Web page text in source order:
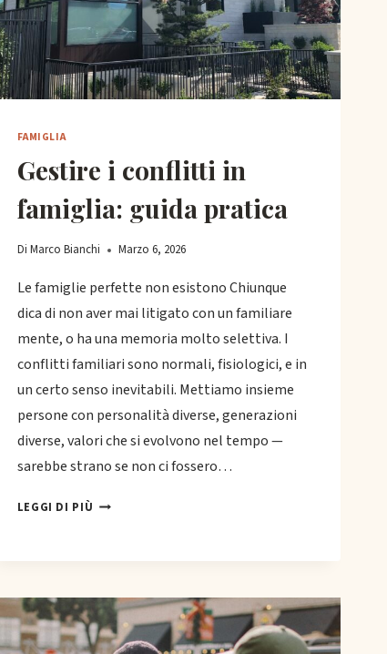
FAMIGLIA
Gestire i conflitti in
famiglia: guida pratica
Di Marco Bianchi Marzo 6, 2026
Le famiglie perfette non esistono Chiunque
dica di non aver mai litigato con un familiare
mente, o ha una memoria molto selettiva. I
conflitti familiari sono normali, fisiologici, e in
un certo senso inevitabili. Mettiamo insieme
persone con personalità diverse, generazioni
diverse, valori che si evolvono nel tempo —
sarebbe strano se non ci fossero…
LEGGI DI PIÙ GESTIRE
GUIDA
PRATICA